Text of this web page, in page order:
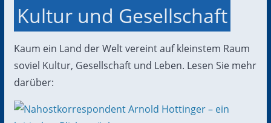
Kultur und Gesellschaft
Kaum ein Land der Welt vereint auf kleinstem Raum
soviel Kultur, Gesellschaft und Leben. Lesen Sie mehr
darüber: